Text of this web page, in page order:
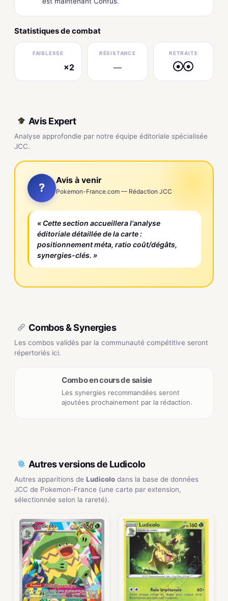
Statistiques de combat
FAIBLESSE
×2
RÉSISTANCE
—
RETRAITE
● ●
Avis Expert
Analyse approfondie par notre équipe éditoriale spécialisée
JCC.
?
Avis à venir
Pokemon-France.com — Rédaction JCC
« Cette section accueillera l'analyse
éditoriale détaillée de la carte :
positionnement méta, ratio coût/dégâts,
synergies-clés. »
Combos & Synergies
Les combos validés par la communauté compétitive seront
répertoriés ici.
Combo en cours de saisie
Les synergies recommandées seront
ajoutées prochainement par la rédaction.
Autres versions de Ludicolo
Autres apparitions de Ludicolo dans la base de données
JCC de Pokemon-France (une carte par extension,
sélectionnée selon la rareté).